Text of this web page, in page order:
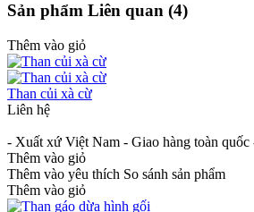
Sản phẩm Liên quan (4)
Thêm vào giỏ
Than củi xà cừ
Liên hệ
- Xuất xứ Việt Nam - Giao hàng toàn
Thêm vào giỏ
Thêm vào yêu thích So sánh sản phẩm
Thêm vào giỏ